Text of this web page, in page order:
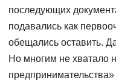
последующих
подавались как
обещались оставить.
Но многим не хватало